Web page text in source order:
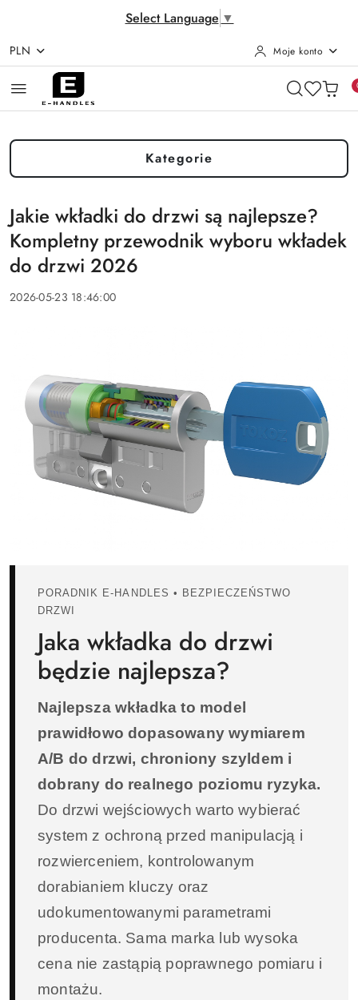
Select Language ▼
Przejdź do treści głównej
Przejdź do wyszukiwarki
Przejdź do moje konto
Przejdź do menu głównego
Przejdź do stopki
PLN Moje konto
Kategorie
Jakie wkładki do drzwi są najlepsze?
Kompletny przewodnik wyboru wkładek
do drzwi 2026
2026-05-23 18:46:00
PORADNIK E-HANDLES • BEZPIECZEŃSTWO
DRZWI
Jaka wkładka do drzwi
będzie najlepsza?
Najlepsza wkładka to model
prawidłowo dopasowany wymiarem
A/B do drzwi, chroniony szyldem i
dobrany do realnego poziomu ryzyka.
Do drzwi wejściowych warto wybierać
system z ochroną przed manipulacją i
rozwierceniem, kontrolowanym
dorabianiem kluczy oraz
udokumentowanymi parametrami
producenta. Sama marka lub wysoka
cena nie zastąpią poprawnego pomiaru i
montażu.